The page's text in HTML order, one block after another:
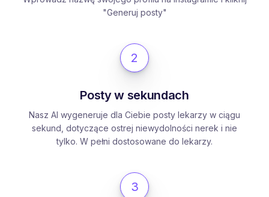
"Generuj posty"
2
Posty w sekundach
Nasz AI wygeneruje dla Ciebie posty lekarzy w ciągu
sekund, dotyczące ostrej niewydolności nerek i nie
tylko. W pełni dostosowane do lekarzy.
3